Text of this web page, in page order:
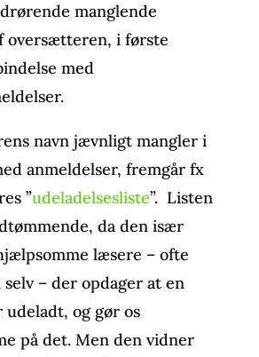
manglende
oversætteren, i første
med
navn jævnligt mangler i
anmeldelser, fremgår fx
”udeladelsesliste”. Listen
da den især
læsere – ofte
– der opdager at en
og gør os
på det. Men den vidner